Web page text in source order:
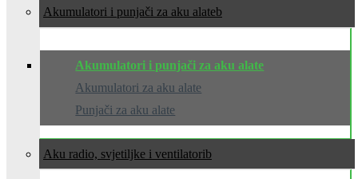
Akumulatori i punjači za aku alate
Akumulatori i punjači za aku alate
Akumulatori za aku alate
Punjači za aku alate
Aku radio, svjetiljke i ventilatori